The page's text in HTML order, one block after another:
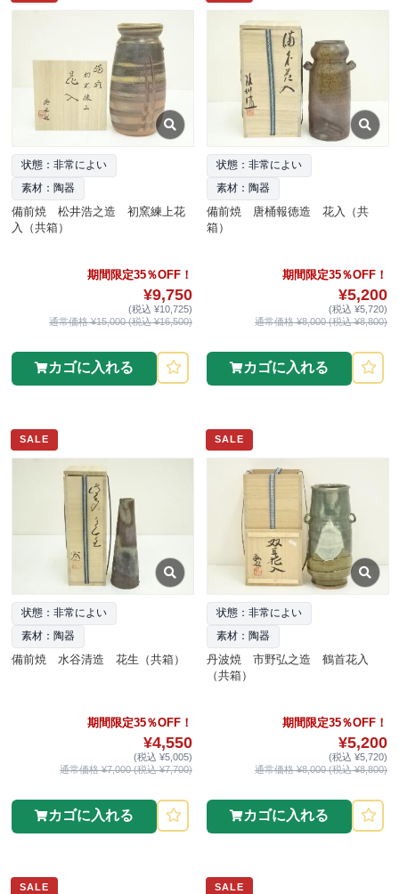
状態：非常によい
素材：陶器
備前焼 松井浩之造 初窯練上花
入（共箱）
期間限定35％OFF！
¥9,750
(税込 ¥10,725)
通常価格 ¥15,000 (税込 ¥16,500)
カゴに入れる
状態：非常によい
素材：陶器
備前焼 唐桶報徳造 花入（共
箱）
期間限定35％OFF！
¥5,200
(税込 ¥5,720)
通常価格 ¥8,000 (税込 ¥8,800)
カゴに入れる
SALE
状態：非常によい
素材：陶器
備前焼 水谷清造 花生（共箱）
期間限定35％OFF！
¥4,550
(税込 ¥5,005)
通常価格 ¥7,000 (税込 ¥7,700)
カゴに入れる
SALE
状態：非常によい
素材：陶器
丹波焼 市野弘之造 鶴首花入
（共箱）
期間限定35％OFF！
¥5,200
(税込 ¥5,720)
通常価格 ¥8,000 (税込 ¥8,800)
カゴに入れる
SALE SALE